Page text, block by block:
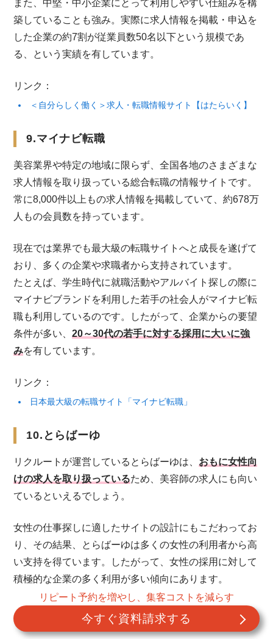
また、中堅・中小企業にとって利用しやすい仕組みを構
築していることも強み。実際に求人情報を掲載・申込を
した企業の約7割が従業員数50名以下という規模であ
る、という実績を有しています。
リンク：
＜自分らしく働く＞求人・転職情報サイト【はたらいく】
9.マイナビ転職
美容業界や特定の地域に限らず、全国各地のさまざまな
求人情報を取り扱っている総合転職の情報サイトです。
常に8,000件以上もの求人情報を掲載していて、約678万
人もの会員数を持っています。
現在では業界でも最大級の転職サイトへと成長を遂げて
おり、多くの企業や求職者から支持されています。
たとえば、学生時代に就職活動やアルバイト探しの際に
マイナビブランドを利用した若手の社会人がマイナビ転
職も利用しているのです。したがって、企業からの要望
条件が多い、20～30代の若手に対する採用に大いに強
みを有しています。
リンク：
日本最大級の転職サイト「マイナビ転職」
10.とらばーゆ
リクルートが運営しているとらばーゆは、 おもに女性向
けの求人を取り扱っているため、美容師の求人にも向い
ているといえるでしょう。
女性の仕事探しに適したサイトの設計にもこだわってお
り、その結果、とらばーゆは多くの女性の利用者から高
い支持を得ています。したがって、女性の採用に対して
積極的な企業の多く利用が多い傾向にあります。
とらばーゆの利用者の大半が女性であり、年齢層も20代
を中心にさまざまな年齢層の利用者がバランスよく利
リピート予約を増やし、集客コストを減らす
今すぐ資料請求する